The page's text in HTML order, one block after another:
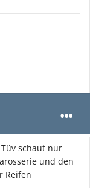
schaut nur
und den
Reifen